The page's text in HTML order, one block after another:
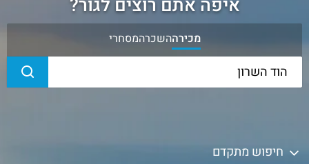
איפה אתם רוצים לגור?
מכירההשכרהמסחרי
חיפוש מתקדם